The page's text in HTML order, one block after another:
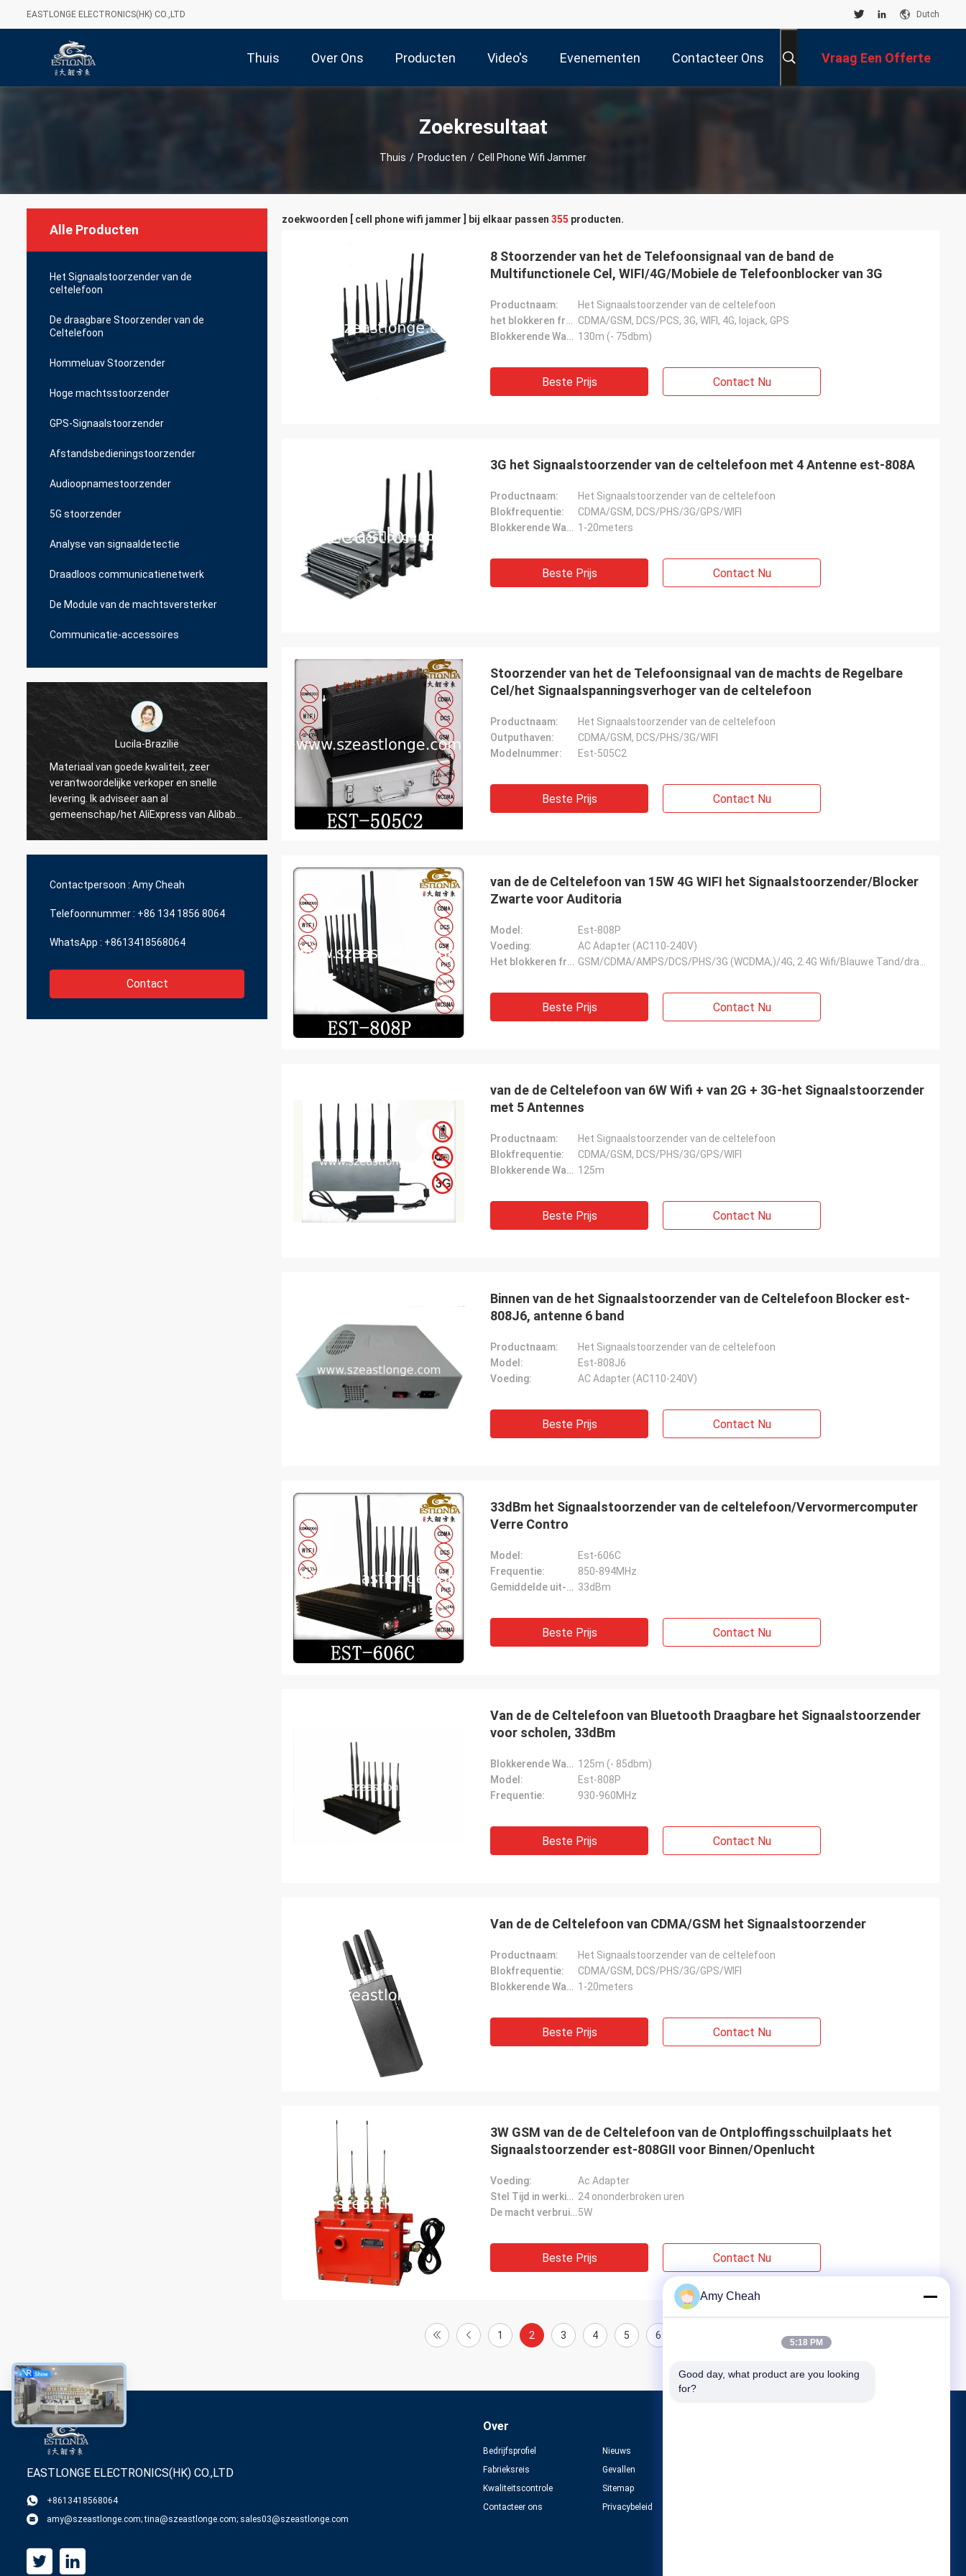
EASTLONGE ELECTRONICS(HK) CO.,LTD Dutch
Thuis Over Ons Producten Video's Evenementen Contacteer Ons Vraag Een Offerte
Zoekresultaat
Thuis / Producten / Cell Phone Wifi Jammer
Alle Producten
Het Signaalstoorzender van de
celtelefoon
De draagbare Stoorzender van de
Celtelefoon
Hommeluav Stoorzender
Hoge machtsstoorzender
GPS-Signaalstoorzender
Afstandsbedieningstoorzender
Audioopnamestoorzender
5G stoorzender
Analyse van signaaldetectie
Draadloos communicatienetwerk
De Module van de machtsversterker
Communicatie-accessoires
Alibaba.
Hamadivo-Frankrijk
Bestseller, goede transactie en snelle
levertijd
Lans-Canada
snel het verschepen en geen problemen
Contactpersoon : Amy Cheah
Telefoonnummer : +86 134 1856 8064
WhatsApp : +8613418568064
Contact
zoekwoorden [ cell phone wifi jammer ] bij elkaar passen 355 producten.
8 Stoorzender van het de Telefoonsignaal van de band de
Multifunctionele Cel, WIFI/4G/Mobiele de Telefoonblocker van 3G
Productnaam:
Het Signaalstoorzender van de celtelefoon
het blokkeren frequentie: CDMA/GSM, DCS/PCS, 3G, WIFI, 4G, lojack, GPS
Blokkerende Waaier: 130m (- 75dbm)
Beste Prijs Contact Nu
3G het Signaalstoorzender van de celtelefoon met 4 Antenne est-808A
Productnaam:
Het Signaalstoorzender van de celtelefoon
Blokfrequentie:
CDMA/GSM, DCS/PHS/3G/GPS/WIFI
Blokkerende Waaier: 1-20meters
Beste Prijs Contact Nu
Stoorzender van het de Telefoonsignaal van de machts de Regelbare
Cel/het Signaalspanningsverhoger van de celtelefoon
Productnaam:
Het Signaalstoorzender van de celtelefoon
Outputhaven:
CDMA/GSM, DCS/PHS/3G/WIFI
Modelnummer:
Est-505C2
Beste Prijs Contact Nu
van de de Celtelefoon van 15W 4G WIFI het Signaalstoorzender/Blocker
Zwarte voor Auditoria
Model:
Est-808P
Voeding:
AC Adapter (AC110-240V)
Het blokkeren frequentie:
Beste Prijs Contact Nu
van de de Celtelefoon van 6W Wifi + van 2G + 3G-het Signaalstoorzender
met 5 Antennes
Productnaam:
Het Signaalstoorzender van de celtelefoon
Blokfrequentie:
CDMA/GSM, DCS/PHS/3G/GPS/WIFI
Blokkerende Waaier: 125m
Beste Prijs Contact Nu
Binnen van de het Signaalstoorzender van de Celtelefoon Blocker est-
808J6, antenne 6 band
Productnaam:
Het Signaalstoorzender van de celtelefoon
Model:
Est-808J6
Voeding:
AC Adapter (AC110-240V)
Beste Prijs Contact Nu
33dBm het Signaalstoorzender van de celtelefoon/Vervormercomputer
Verre Contro
Model:
Est-606C
Frequentie:
850-894MHz
Gemiddelde uit-zet macht: 33dBm
Beste Prijs Contact Nu
Van de de Celtelefoon van Bluetooth Draagbare het Signaalstoorzender
voor scholen, 33dBm
Blokkerende Waaier: 125m (- 85dbm)
Model:
Est-808P
Frequentie:
930-960MHz
Beste Prijs Contact Nu
Van de de Celtelefoon van CDMA/GSM het Signaalstoorzender
Productnaam:
Het Signaalstoorzender van de celtelefoon
Blokfrequentie:
CDMA/GSM, DCS/PHS/3G/GPS/WIFI
Blokkerende Waaier: 1-20meters
Beste Prijs Contact Nu
3W GSM van de de Celtelefoon van de Ontploffingsschuilplaats het
Signaalstoorzender est-808GII voor Binnen/Openlucht
Voeding:
Ac Adapter
Stel Tijd in werking: 24 ononderbroken uren
De macht verbruikt:5W
Beste Prijs Contact Nu
1 2 3 4 5 6
EASTLONGE ELECTRONICS(HK) CO.,LTD
+8613418568064
amy@szeastlonge.com; tina@szeastlonge.com; sales03@szeastlonge.com
Over
Bedrijfsprofiel
Fabrieksreis
Kwaliteitscontrole
Contacteer ons
Nieuws
Gevallen
Sitemap
Privacybeleid
Amy Cheah
5:18 PM
Good day, what product are you looking
for?